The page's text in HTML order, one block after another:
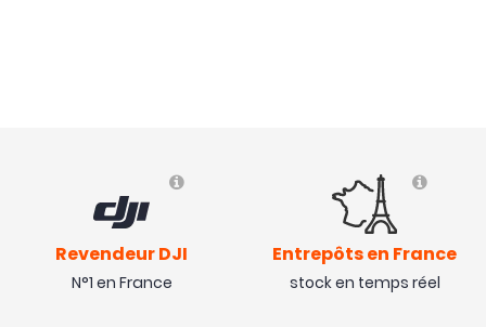
Revendeur DJI
N°1 en France
Entrepôts en France
stock en temps réel